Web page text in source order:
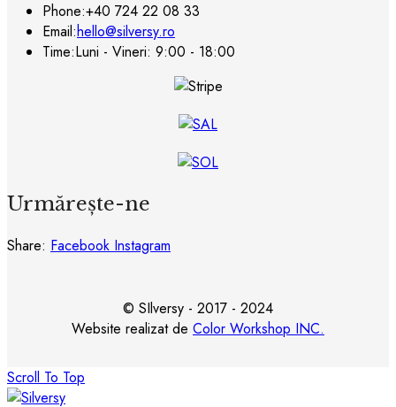
Phone:+40 724 22 08 33
Email:hello@silversy.ro
Time:Luni - Vineri: 9:00 - 18:00
Urmărește-ne
Share: Facebook Instagram
© SIlversy - 2017 - 2024
Website realizat de Color Workshop INC.
Scroll To Top